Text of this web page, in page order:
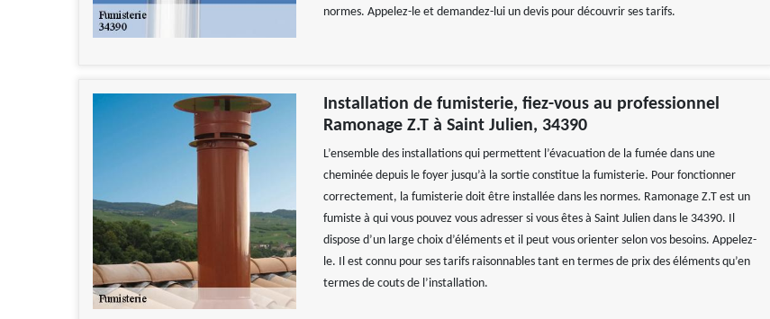
normes. Appelez-le et demandez-lui un devis pour découvrir ses tarifs.
Installation de fumisterie, fiez-vous au professionnel
Ramonage Z.T à Saint Julien, 34390
L’ensemble des installations qui permettent l’évacuation de la fumée dans une
cheminée depuis le foyer jusqu’à la sortie constitue la fumisterie. Pour fonctionner
correctement, la fumisterie doit être installée dans les normes. Ramonage Z.T est un
fumiste à qui vous pouvez vous adresser si vous êtes à Saint Julien dans le 34390. Il
dispose d’un large choix d’éléments et il peut vous orienter selon vos besoins. Appelez-
le. Il est connu pour ses tarifs raisonnables tant en termes de prix des éléments qu’en
termes de couts de l’installation.